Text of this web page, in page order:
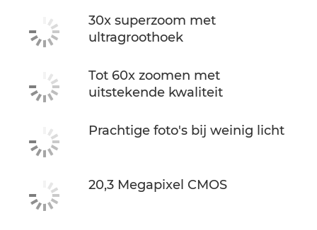
30x superzoom met
ultragroothoek
Tot 60x zoomen met
uitstekende kwaliteit
Prachtige foto's bij weinig licht
20,3 Megapixel CMOS